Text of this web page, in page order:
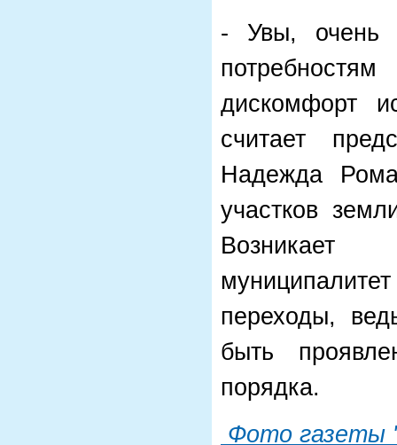
- Увы, очень
дискомфорт
считает
Надежда
участков
Возникает
переходы,
быть
порядка.
Фото газеты